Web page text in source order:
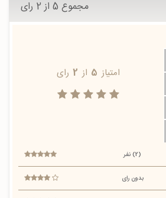
مجموع 5 از 2 رای
امتیاز 5 از 2 رای
(2) نفر
بدون رای